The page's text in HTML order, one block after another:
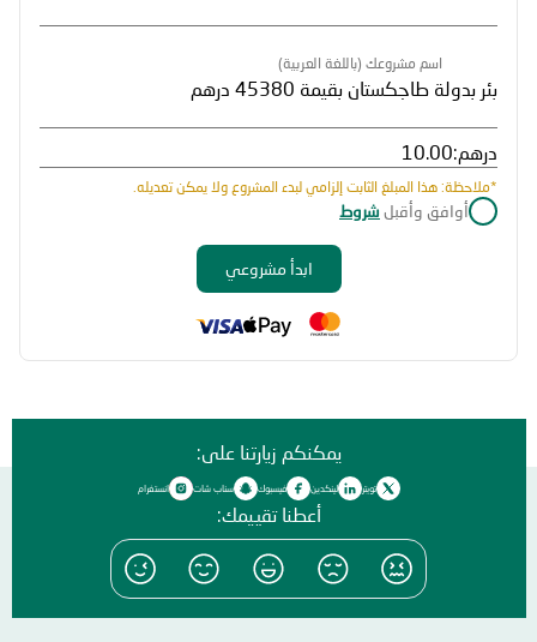
اسم مشروعك (باللغة العربية)
درهم:
*ملاحظة: هذا المبلغ الثابت إلزامي لبدء المشروع ولا يمكن تعديله.
أوافق وأقبل شروط
ابدأ مشروعي
يمكنكم زيارتنا على:
تويتر لينكدين فيسبوك سناب شات انستغرام
أعطنا تقييمك: